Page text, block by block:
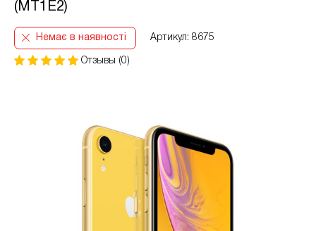
(MT1E2)
Немає в наявності Артикул: 8675
Отзывы (0)